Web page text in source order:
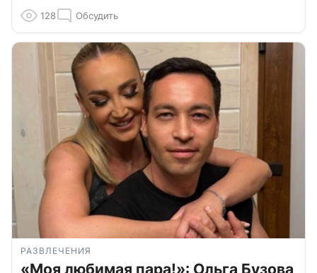
128 Обсудить
РАЗВЛЕЧЕНИЯ
«Моя любимая пара!»: Ольга Бузова